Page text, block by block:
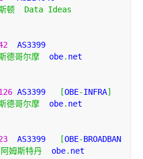
顿 Data Ideas
德哥尔摩
  obe
. net
AS3399 [OBE-INFRA]
德哥尔摩
  obe
. net
  AS3399
[OBE-BROADBAN
阿姆斯特丹
  obe
. net